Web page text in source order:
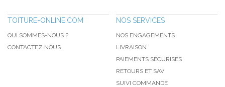
TOITURE-ONLINE.COM
QUI SOMMES-NOUS ?
CONTACTEZ NOUS
NOS SERVICES
NOS ENGAGEMENTS
LIVRAISON
PAIEMENTS SÉCURISÉS
RETOURS ET SAV
SUIVI COMMANDE